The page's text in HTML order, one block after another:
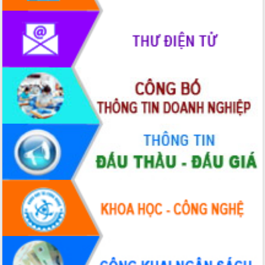
phát triển mới
Thường trực HĐND tỉnh Đắk Lắk gặp
mặt Đoàn chuyên gia y tế TP. Hồ Chí
Lễ truy điệu và an táng hài cốt liệt sĩ
tại Nghĩa trang Liệt sĩ xã Sơn Hòa
Bàn giải pháp tháo gỡ khó khăn trong
xuất khẩu sầu riêng và triển khai quy
định EUDR
Thứ trưởng Bộ Nông nghiệp và Môi
trường Nguyễn Hoàng Hiệp khảo sát
vùng trồng và doanh nghiệp đóng gói
sầu riêng tại Đắk Lắk
Trình diễn nghệ thuật chế biến các
món ăn từ sầu riêng
Đắk Lắk công bố Quy hoạch và xúc
tiến đầu tư tỉnh
Ngành cá ngừ Đắk Lắk chủ động thích
ứng để giữ vững thị trường xuất khẩu
Diễn đàn Kinh tế tư nhân Việt Nam đột